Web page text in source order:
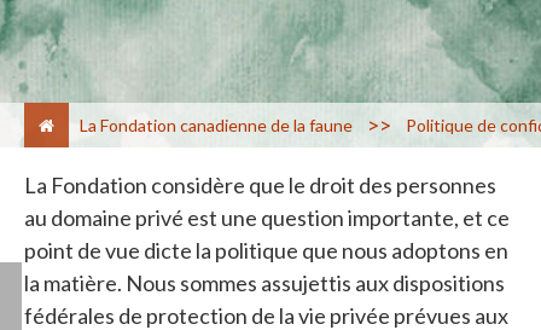
La Fondation canadienne de la faune > Politique de
La Fondation considère que le droit des personnes
au domaine privé est une question importante, et ce
point de vue dicte la politique que nous adoptons en
la matière. Nous sommes assujettis aux dispositions
fédérales de protection de la vie privée prévues aux